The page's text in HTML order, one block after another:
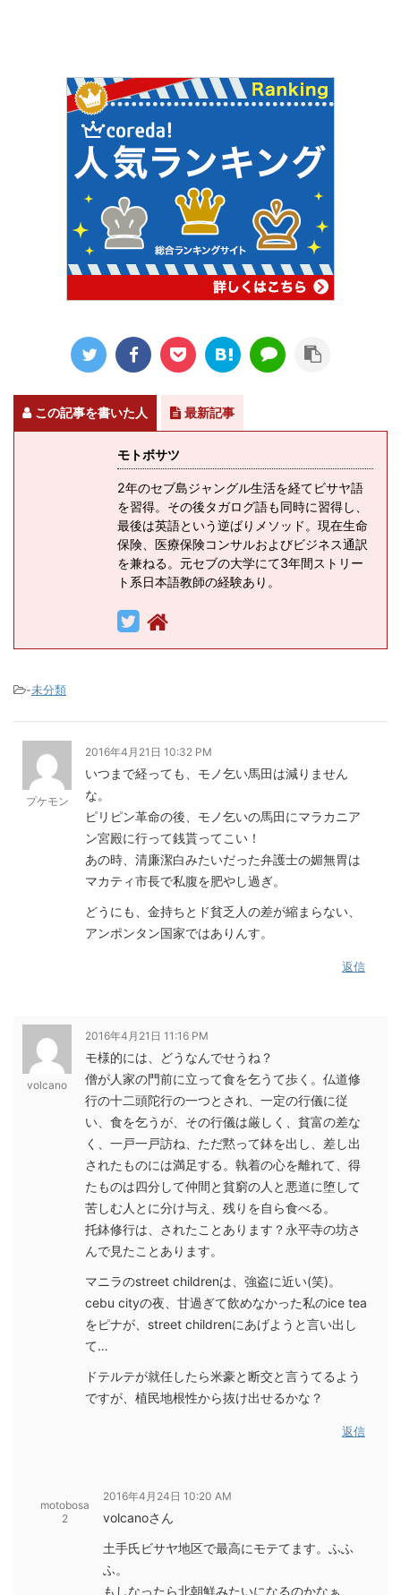
この記事を書いた人 最新記事
モトボサツ
2年のセブ島ジャングル生活を経てビサヤ語
を習得。その後タガログ語も同時に習得し、
最後は英語という逆ばりメソッド。現在生命
保険、医療保険コンサルおよびビジネス通訳
を兼ねる。元セブの大学にて3年間ストリー
ト系日本語教師の経験あり。
-未分類
プケモン
2016年4月21日 10:32 PM
いつまで経っても、モノ乞い馬田は減りません
な。
ピリピン革命の後、モノ乞いの馬田にマラカニア
ン宮殿に行って銭貰ってこい！
あの時、清廉潔白みたいだった弁護士の媚無胃は
マカティ市長で私腹を肥やし過ぎ。
どうにも、金持ちとド貧乏人の差が縮まらない、
アンポンタン国家ではありんす。
返信
volcano
2016年4月21日 11:16 PM
モ様的には、どうなんでせうね？
僧が人家の門前に立って食を乞うて歩く。仏道修
行の十二頭陀行の一つとされ、一定の行儀に従
い、食を乞うが、その行儀は厳しく、貧富の差な
く、一戸一戸訪ね、ただ黙って鉢を出し、差し出
されたものには満足する。執着の心を離れて、得
たものは四分して仲間と貧窮の人と悪道に堕して
苦しむ人とに分け与え、残りを自ら食べる。
托鉢修行は、されたことあります？永平寺の坊さ
んで見たことあります。
マニラのstreet childrenは、強盗に近い(笑)。
cebu cityの夜、甘過ぎて飲めなかった私のice tea
をピナが、street childrenにあげようと言い出し
て…
ドテルテが就任したら米豪と断交と言うてるよう
ですが、植民地根性から抜け出せるかな？
返信
motobosa
2
2016年4月24日 10:20 AM
volcanoさん
土手氏ビサヤ地区で最高にモテてます。ふふ
ふ。
もしなったら北朝鮮みたいになるのかなぁ